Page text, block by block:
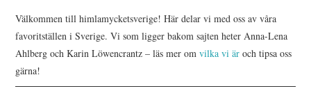
Välkommen till himlamycketsverige! Här delar vi med oss av våra
favoritställen i Sverige. Vi som ligger bakom sajten heter Anna-Lena
Ahlberg och Karin Löwencrantz – läs mer omvilka vi är och tipsa oss
gärna!